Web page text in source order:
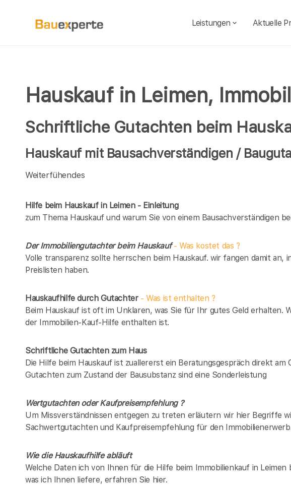
Leistungen Aktuelle
Hauskauf in Leimen,
Schriftliche Gutachten beim
Hauskauf mit Bausachverständigen /
Weiterfühendes
Hilfe beim Hauskauf in Leimen - Einleitung
zum Thema Hauskauf und warum Sie von einem Bausachverständigen
Der Immobiliengutachter beim Hauskauf- Was kostet das ?
Volle transparenz sollte herrschen beim Hauskauf. wir fangen damit an,
Preislisten haben.
Hauskaufhilfe durch Gutachter- Was ist enthalten ?
Beim Hauskauf ist oft im Unklaren, was Sie für Ihr gutes Geld erhalten.
der Immobilien-Kauf-Hilfe enthalten ist.
Schriftliche Gutachten zum Haus
Die Hilfe beim Hauskauf ist zuallererst ein Beratungsgespräch direkt
Gutachten zum Zustand der Bausubstanz sind eine Sonderleistung
Wertgutachten oder Kaufpreisempfehlung ?
Um Missverständnissen entgegen zu treten erläutern wir hier Begriffe
Sachwertgutachten und Kaufpreisempfehlung für den
Wie die Hauskaufhilfe abläuft
Welche Daten ich von Ihnen für die Hilfe beim Immobilienkauf in
was ich Ihnen liefere, erfahren Sie hier.